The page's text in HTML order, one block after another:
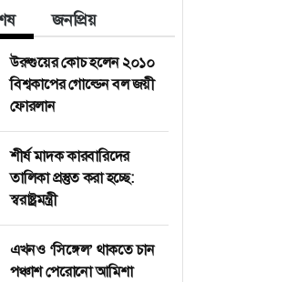
জনপ্রিয়
উরুগুয়ের কোচ হলেন ২০১০
বিশ্বকাপের গোল্ডেন বল জয়ী
ফোরলান
শীর্ষ মাদক কারবারিদের
তালিকা প্রস্তুত করা হচ্ছে:
স্বরাষ্ট্রমন্ত্রী
এখনও ‘সিঙ্গেল’ থাকতে চান
পঞ্চাশ পেরোনো আমিশা